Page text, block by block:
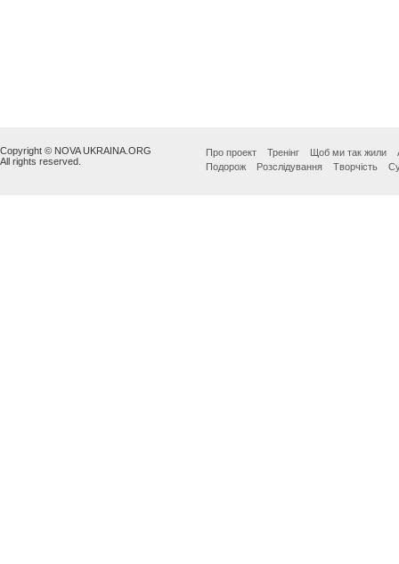
Copyright © NOVA UKRAINA.ORG
All rights reserved.
Про проект Тренінг Щоб ми так жили
Подорож
Розслідування Творчість